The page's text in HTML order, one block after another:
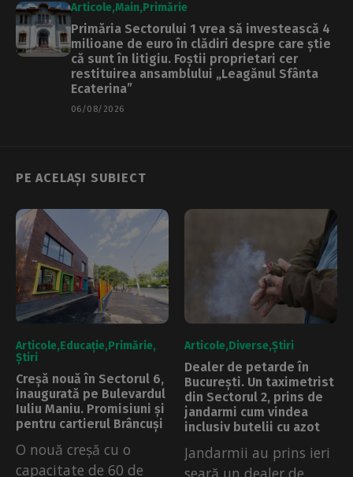
Articole Main Primărie
Primăria Sectorului 1 vrea să investească 4
milioane de euro în clădiri despre care știe
că sunt în litigiu. Foștii proprietari cer
restituirea ansamblului „Leagănul Sfânta
Ecaterina”
06/08/2026
PE ACELAȘI SUBIECT
Articole Educație Primărie
Știri
Creșă nouă în Sectorul 6,
inaugurată pe Bulevardul
Iuliu Maniu. Promisiuni și
pentru cartierul Brâncuși
O nouă creșă cu o
capacitate de 60 de
Articole Diverse Știri
Dealer de petarde în
București. Un taximetrist
din Sectorul 2, prins de
jandarmi cum vindea
inclusiv butelii cu azot
Jandarmii au prins ieri
seară un dealer de